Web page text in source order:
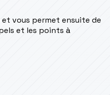
vous permet ensuite de
et les points à